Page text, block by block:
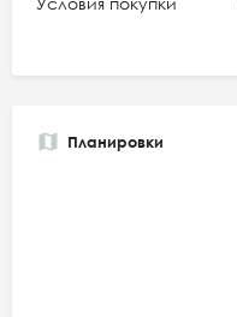
Планировки